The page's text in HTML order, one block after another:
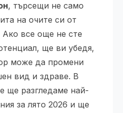
, търсещи не само
на очите си от
Ако все още не сте
ще ви убедя,
може да промени
вид и здраве. В
ще разгледаме най-
за лято 2026 и ще